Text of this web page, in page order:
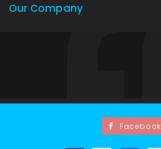
Our Company
Facebook